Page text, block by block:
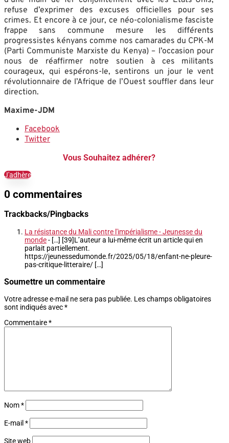
refuse d’exprimer des excuses officielles pour ses
crimes. Et encore à ce jour, ce néo-colonialisme fasciste
frappe sans commune mesure les différents
progressistes kényans comme nos camarades du CPK-M
(Parti Communiste Marxiste du Kenya) – l’occasion pour
nous de réaffirmer notre soutien à ces militants
courageux, qui espérons-le, sentirons un jour le vent
révolutionnaire de l’Afrique de l’Ouest souffler dans leur
direction.
Maxime-JDM
Facebook
Twitter
Vous Souhaitez adhérer?
J'adhère
0 commentaires
Trackbacks/Pingbacks
La résistance du Mali contre l'impérialisme - Jeunesse du
monde- […] [39]L’auteur a lui-même écrit un article qui en
parlait partiellement.
https://jeunessedumonde.fr/2025/05/18/enfant-ne-pleure-
pas-critique-litteraire/ […]
Soumettre un commentaire
Votre adresse e-mail ne sera pas publiée. Les champs obligatoires
sont indiqués avec*
Commentaire*
Nom*
E-mail *
Site web